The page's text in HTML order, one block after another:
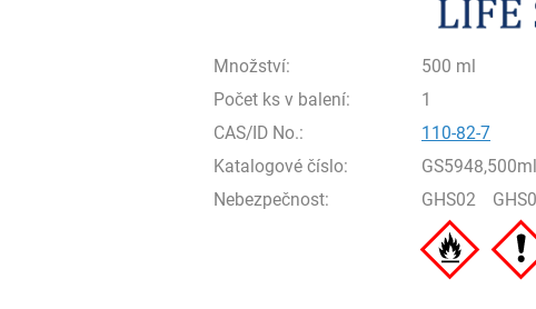
Množství:
500 ml
Počet ks v balení:
1
CAS/ID No.:
110-82-7
Katalogové číslo:
GS5948,500ml
Nebezpečnost:
GHS02